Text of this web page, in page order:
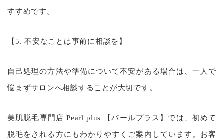
すすめです。
【5. 不安なことは事前に相談を】
自己処理の方法や準備について不安がある場合は、一人で
悩まずサロンへ相談することが大切です。
美肌脱毛専門店 Pearl plus 【パールプラス】では、初めて
脱毛をされる方にもわかりやすくご案内しています。お客